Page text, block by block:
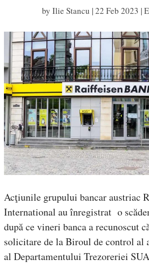
by Ilie Stancu |22 Feb 2023 |
Acţiunile grupului bancar austriac
International au înregistrat o
după ce vineri banca a recunoscut
solicitare de la Biroul de control al
al Departamentului Trezoreriei